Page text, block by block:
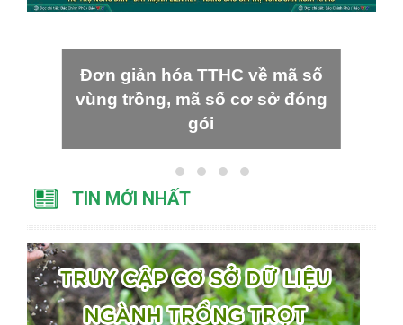
Đơn giản hóa TTHC về mã số
vùng trồng, mã số cơ sở đóng
gói
TIN MỚI NHẤT